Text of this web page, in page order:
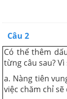
Câu 2
Có thể thêm
từng câu sau? Vì
a. Nàng tiên
việc chăm chỉ